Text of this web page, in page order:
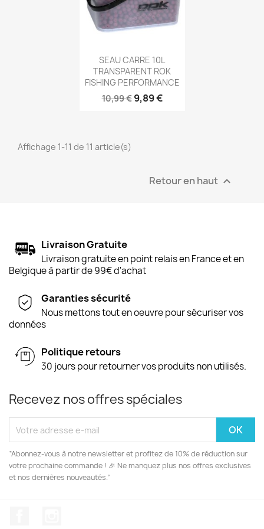
Aperçu rapide
SEAU CARRE 10L
TRANSPARENT ROK
FISHING PERFORMANCE
10,99 € 9,89 €
Affichage 1-11 de 11 article(s)
Retour en haut 
Livraison Gratuite
Livraison gratuite en point relais en France et en
Belgique à partir de 99€ d'achat
Garanties sécurité
Nous mettons tout en oeuvre pour sécuriser vos
données
Politique retours
30 jours pour retourner vos produits non utilisés.
Recevez nos offres spéciales
“Abonnez-vous à notre newsletter et profitez de 10% de réduction sur
votre prochaine commande ! 🎉 Ne manquez plus nos offres exclusives
et nos dernières nouveautés.”